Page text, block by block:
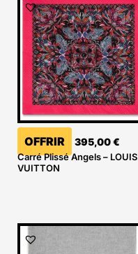
OFFRIR 395,00€
Carré Plissé Angels – LOUIS
VUITTON